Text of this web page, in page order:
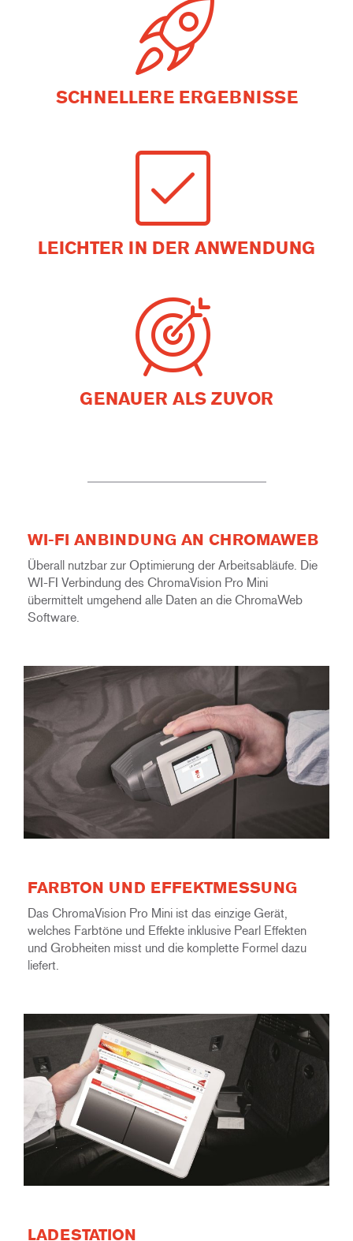
SCHNELLERE ERGEBNISSE
LEICHTER IN DER ANWENDUNG
GENAUER ALS ZUVOR
WI-FI ANBINDUNG AN CHROMAWEB
Überall nutzbar zur Optimierung der Arbeitsabläufe. Die
WI-FI Verbindung des ChromaVision Pro Mini
übermittelt umgehend alle Daten an die ChromaWeb
Software.
FARBTON UND EFFEKTMESSUNG
Das ChromaVision Pro Mini ist das einzige Gerät,
welches Farbtöne und Effekte inklusive Pearl Effekten
und Grobheiten misst und die komplette Formel dazu
liefert.
LADESTATION